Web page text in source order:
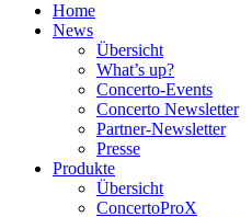
Home
News
Übersicht
What’s up?
Concerto-Events
Concerto Newsletter
Partner-Newsletter
Presse
Produkte
Übersicht
ConcertoProX